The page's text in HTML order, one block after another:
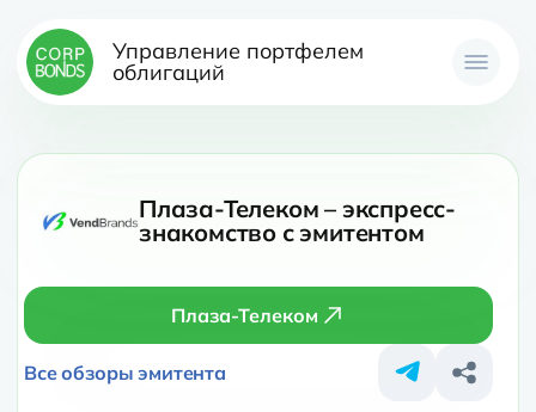
Управление портфелем
облигаций
Плаза-Телеком – экспресс-
знакомство с эмитентом
Плаза-Телеком
Все обзоры эмитента